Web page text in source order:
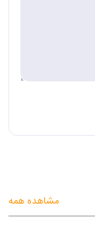
مشاهده همه